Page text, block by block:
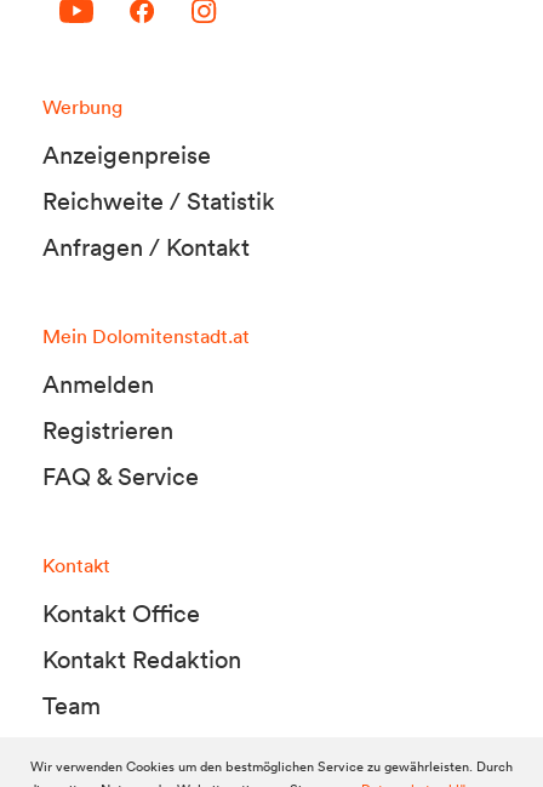
Werbung
Anzeigenpreise
Reichweite / Statistik
Anfragen / Kontakt
Mein Dolomitenstadt.at
Anmelden
Registrieren
FAQ & Service
Kontakt
Kontakt Office
Kontakt Redaktion
Team
Wir verwenden Cookies um den bestmöglichen Service zu gewährleisten. Durch